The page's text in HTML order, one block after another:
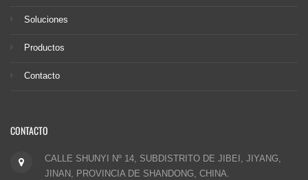
Soluciones
Productos
Contacto
CONTACTO
CALLE SHUNYI Nº 14, SUBDISTRITO DE JIBEI, JIYANG,
JINAN, PROVINCIA DE SHANDONG, CHINA.